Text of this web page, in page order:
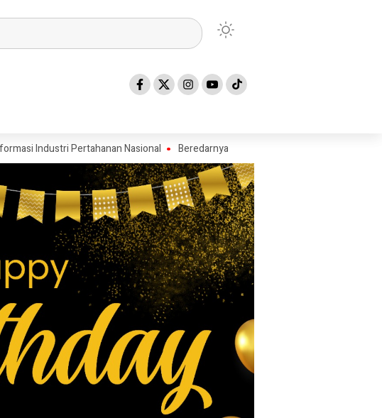
Pertahanan Nasional Beredarnya Foto Salaman Wartawan Syahrial dengan Kadus